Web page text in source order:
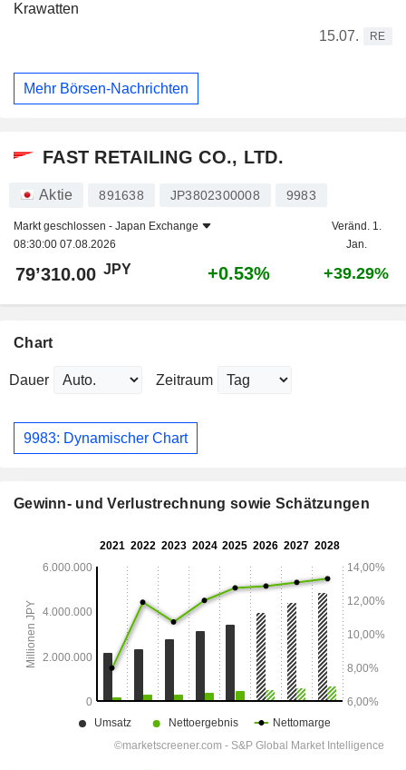
Krawatten
15.07.
RE
Mehr Börsen-Nachrichten
FAST RETAILING CO., LTD.
Aktie 891638 JP3802300008 9983
Markt geschlossen - Japan Exchange
08:30:00 07.08.2026
Veränd. 1.
Jan.
79’310.00 JPY +0.53% +39.29%
Chart
Dauer Zeitraum
9983: Dynamischer Chart
Gewinn- und Verlustrechnung sowie Schätzungen